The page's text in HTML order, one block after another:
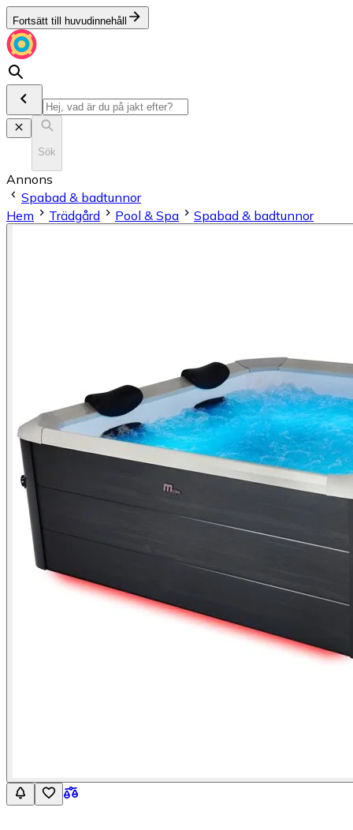
Fortsätt till huvudinnehåll
Sök
Annons
Spabad & badtunnor
Hem
Trädgård Pool & Spa Spabad & badtunnor